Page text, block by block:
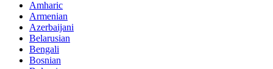
Amharic
Armenian
Azerbaijani
Belarusian
Bengali
Bosnian